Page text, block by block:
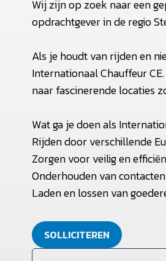
Wij zijn op zoek naar een
opdrachtgever in de regio
Als je houdt van rijden en
Internationaal Chauffeur
naar fascinerende locaties
Wat ga je doen als
Rijden door verschillende
Zorgen voor veilig en
Onderhouden van
Laden en lossen van
SOLLICITEREN